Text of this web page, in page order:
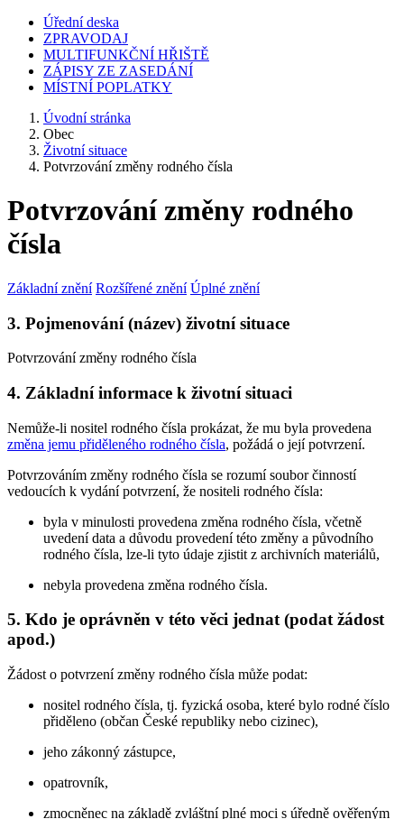
Úřední deska
ZPRAVODAJ
MULTIFUNKČNÍ HŘIŠTĚ
ZÁPISY ZE ZASEDÁNÍ
MÍSTNÍ POPLATKY
Úvodní stránka
Obec
Životní situace
Potvrzování změny rodného čísla
Potvrzování změny rodného
čísla
Základní znění Rozšířené znění Úplné znění
3. Pojmenování (název) životní situace
Potvrzování změny rodného čísla
4. Základní informace k životní situaci
Nemůže-li nositel rodného čísla prokázat, že mu byla provedena
změna jemu přiděleného rodného čísla, požádá o její potvrzení.
Potvrzováním změny rodného čísla se rozumí soubor činností
vedoucích k vydání potvrzení, že nositeli rodného čísla:
byla v minulosti provedena změna rodného čísla, včetně
uvedení data a důvodu provedení této změny a původního
rodného čísla, lze-li tyto údaje zjistit z archivních materiálů,
nebyla provedena změna rodného čísla.
5. Kdo je oprávněn v této věci jednat (podat žádost
apod.)
Žádost o potvrzení změny rodného čísla může podat:
nositel rodného čísla, tj. fyzická osoba, které bylo rodné číslo
přiděleno (občan České republiky nebo cizinec),
jeho zákonný zástupce,
opatrovník,
zmocněnec na základě zvláštní plné moci s úředně ověřeným